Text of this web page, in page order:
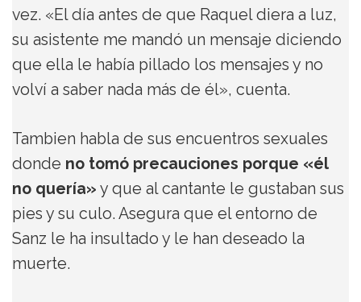
vez. «El día antes de que Raquel diera a luz,
su asistente me mandó un mensaje diciendo
que ella le había pillado los mensajes y no
volví a saber nada más de él», cuenta.
Tambien habla de sus encuentros sexuales
donde no tomó precauciones porque «él
no quería» y que al cantante le gustaban sus
pies y su culo. Asegura que el entorno de
Sanz le ha insultado y le han deseado la
muerte.